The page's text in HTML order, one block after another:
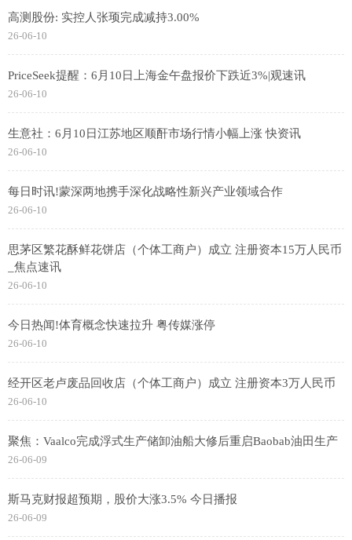
高测股份: 实控人张顼完成减持3.00%
26-06-10
PriceSeek提醒：6月10日上海金午盘报价下跌近3%|观速讯
26-06-10
生意社：6月10日江苏地区顺酐市场行情小幅上涨 快资讯
26-06-10
每日时讯!蒙深两地携手深化战略性新兴产业领域合作
26-06-10
思茅区繁花酥鲜花饼店（个体工商户）成立 注册资本15万人民币
_焦点速讯
26-06-10
今日热闻!体育概念快速拉升 粤传媒涨停
26-06-10
经开区老卢废品回收店（个体工商户）成立 注册资本3万人民币
26-06-10
聚焦：Vaalco完成浮式生产储卸油船大修后重启Baobab油田生产
26-06-09
斯马克财报超预期，股价大涨3.5% 今日播报
26-06-09